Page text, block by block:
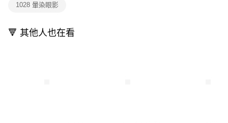
1028 暈染眼影
🔻 其他人也在看